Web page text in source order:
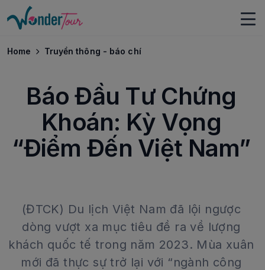
Home Truyền thông - báo chí
Báo Đầu Tư Chứng
Khoán: Kỳ Vọng
“Điểm Đến Việt Nam”
(ĐTCK) Du lịch Việt Nam đã lội ngược
dòng vượt xa mục tiêu đề ra về lượng
khách quốc tế trong năm 2023. Mùa xuân
mới đã thực sự trở lại với “ngành công